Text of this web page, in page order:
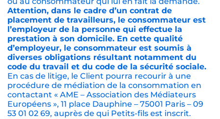
Attention, dans le cadre d’un contrat de
placement de travailleurs, le consommateur est
l’employeur de la personne qui effectue la
prestation à son domicile. En cette qualité
d’employeur, le consommateur est soumis à
diverses obligations résultant notamment du
code du travail et du code de la sécurité sociale.
En cas de litige, le Client pourra recourir à une
procédure de médiation de la consommation en
contactant « AME – Association des Médiateurs
Européens », 11 place Dauphine – 75001 Paris – 09
53 01 02 69, auprès de qui Petits-fils est inscrit.